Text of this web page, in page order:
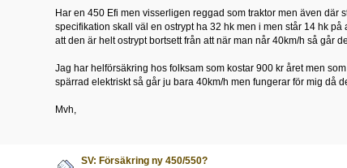
Har en 450 Efi men visserligen reggad som traktor men även
specifikation skall väl en ostrypt ha 32 hk men i men står 14 hk
att den är helt ostrypt bortsett från att när man når 40km/h så går
Jag har helförsäkring hos folksam som kostar 900 kr året men
spärrad elektriskt så går ju bara 40km/h men fungerar för mig då
Mvh,
SV: Försäkring ny 450/550?